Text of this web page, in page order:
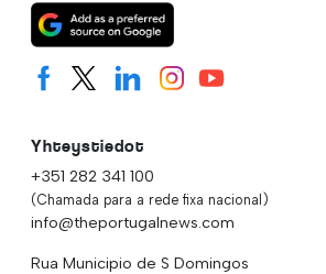
Yhteystiedot
+351 282 341 100
(Chamada para a rede fixa nacional)
info@theportugalnews.com
Rua Municipio de S Domingos